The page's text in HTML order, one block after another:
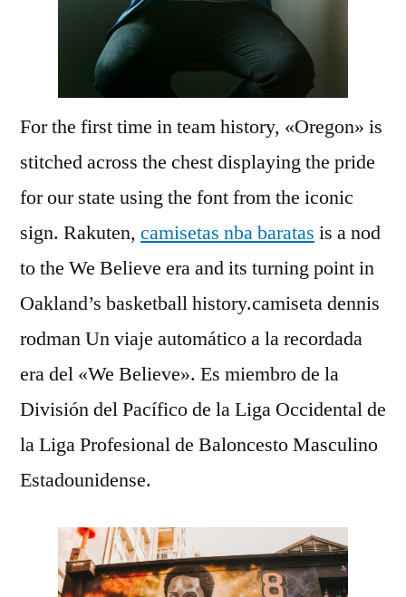
For the first time in team history, «Oregon» is
stitched across the chest displaying the pride
for our state using the font from the iconic
sign. Rakuten, camisetas nba baratas is a nod
to the We Believe era and its turning point in
Oakland’s basketball history.camiseta dennis
rodman Un viaje automático a la recordada
era del «We Believe». Es miembro de la
División del Pacífico de la Liga Occidental de
la Liga Profesional de Baloncesto Masculino
Estadounidense.